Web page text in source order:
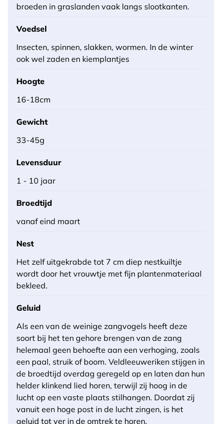
broeden in graslanden vaak langs slootkanten.
Voedsel
Insecten, spinnen, slakken, wormen. In de winter
ook wel zaden en kiemplantjes
Hoogte
16-18cm
Gewicht
33-45g
Levensduur
1 - 10 jaar
Broedtijd
vanaf eind maart
Nest
Het zelf uitgekrabde tot 7 cm diep nestkuiltje
wordt door het vrouwtje met fijn plantenmateriaal
bekleed.
Geluid
Als een van de weinige zangvogels heeft deze
soort bij het ten gehore brengen van de zang
helemaal geen behoefte aan een verhoging, zoals
een paal, struik of boom. Veldleeuweriken stijgen in
de broedtijd overdag geregeld op en laten dan hun
helder klinkend lied horen, terwijl zij hoog in de
lucht op een vaste plaats stilhangen. Doordat zij
vanuit een hoge post in de lucht zingen, is het
geluid tot ver in de omtrek te horen.